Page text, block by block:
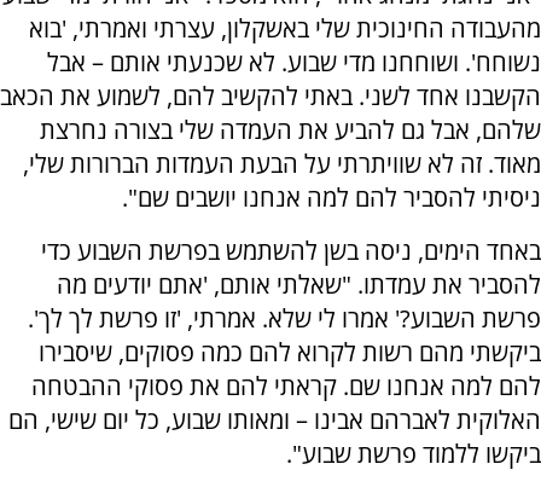
מהעבודה החינוכית שלי באשקלון, עצרתי ואמרתי, 'בוא
נשוחח'. ושוחחנו מדי שבוע. לא שכנעתי אותם – אבל
הקשבנו אחד לשני. באתי להקשיב להם, לשמוע את הכאב
שלהם, אבל גם להביע את העמדה שלי בצורה נחרצת
מאוד. זה לא שוויתרתי על הבעת העמדות הברורות שלי,
ניסיתי להסביר להם למה אנחנו יושבים שם".
באחד הימים, ניסה בשן להשתמש בפרשת השבוע כדי
להסביר את עמדתו. "שאלתי אותם, 'אתם יודעים מה
פרשת השבוע?' אמרו לי שלא. אמרתי, 'זו פרשת לך לך'.
ביקשתי מהם רשות לקרוא להם כמה פסוקים, שיסבירו
להם למה אנחנו שם. קראתי להם את פסוקי ההבטחה
האלוקית לאברהם אבינו – ומאותו שבוע, כל יום שישי, הם
ביקשו ללמוד פרשת שבוע".